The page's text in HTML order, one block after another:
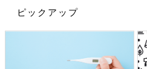
ピックアップ